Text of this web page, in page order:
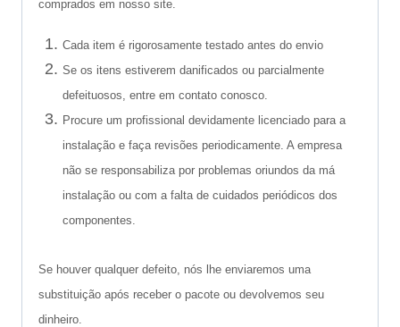
comprados em nosso site.
Cada item é rigorosamente testado antes do envio
Se os itens estiverem danificados ou parcialmente
defeituosos, entre em contato conosco.
Procure um profissional devidamente licenciado para a
instalação e faça revisões periodicamente. A empresa
não se responsabiliza por problemas oriundos da má
instalação ou com a falta de cuidados periódicos dos
componentes.
Se houver qualquer defeito, nós lhe enviaremos uma
substituição após receber o pacote ou devolvemos seu
dinheiro.